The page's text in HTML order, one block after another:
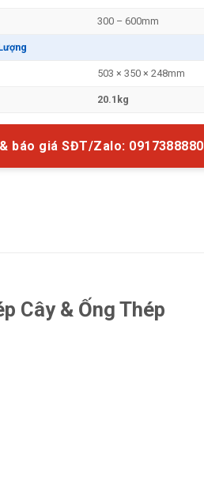
300 – 600mm
503 × 350 × 248mm
20.1kg
báo giá SĐT/Zalo: 0917388880
Cây & Ống Thép